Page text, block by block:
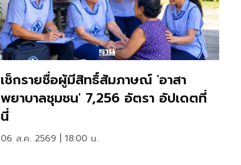
เช็กรายชื่อผู้มีสิทธิ์สัมภาษณ์ 'อาสา
พยาบาลชุมชน' 7,256 อัตรา อัปเดตที่
นี่
06 ส.ค. 2569 | 18:00 น.